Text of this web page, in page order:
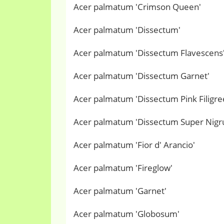
Acer palmatum 'Crimson Queen'
Acer palmatum 'Dissectum'
Acer palmatum 'Dissectum Flavescens'
Acer palmatum 'Dissectum Garnet'
Acer palmatum 'Dissectum Pink
Acer palmatum 'Dissectum Super
Acer palmatum 'Fior d' Arancio'
Acer palmatum 'Fireglow'
Acer palmatum 'Garnet'
Acer palmatum 'Globosum'